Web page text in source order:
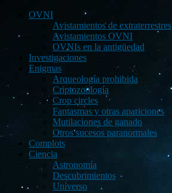
OVNI
Avistamientos de extraterrestres
Avistamientos OVNI
OVNIs en la antigüedad
Investigaciones
Enigmas
Arqueología prohibida
Criptozoología
Crop circles
Fantasmas y otras apariciones
Mutilaciones de ganado
Otros sucesos paranormales
Complots
Ciencia
Astronomía
Descubrimientos
Universo